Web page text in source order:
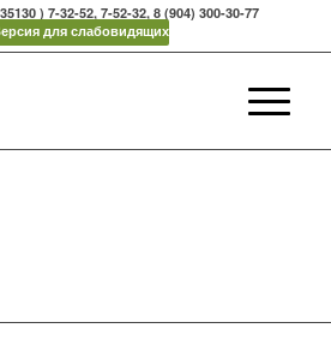
) 7-32-52, 7-52-32, 8 (904) 300-30-77
для слабовидящих